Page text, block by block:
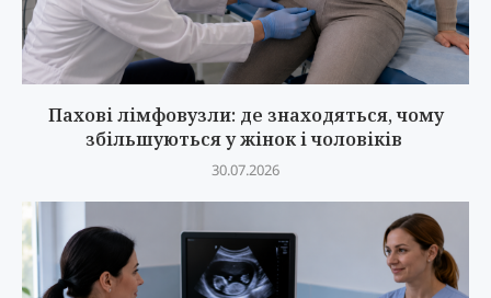
Пахові лімфовузли: де знаходяться, чому
збільшуються у жінок і чоловіків
30.07.2026